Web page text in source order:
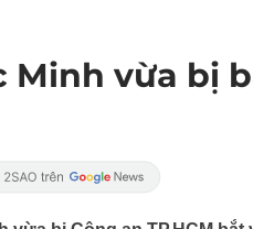
Minh vừa bị